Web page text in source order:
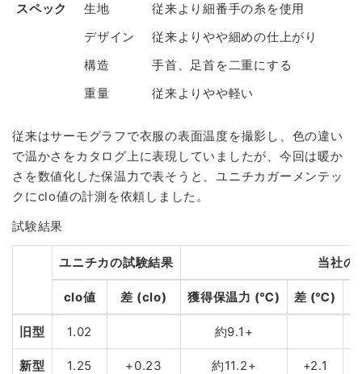
スペック 生地
従来より細番手の糸を使用
デザイン
従来よりやや細めの仕上がり
構造
手首、足首を二重にする
重量
従来よりやや軽い
従来はサーモグラフで衣服の表面温度を撮影し、色の違い
で温かさをカタログ上に表現していましたが、今回は暖か
さを数値化した保温力で表そうと、ユニチカガーメンテッ
クにclo値の計測を依頼しました。
試験結果
ユニチカの試験結果 当社の
clo値 差 (clo) 獲得保温力 (℃) 差 (℃)
旧型 1.02 約9.1+
新型 1.25 +0.23 約11.2+ +2.1